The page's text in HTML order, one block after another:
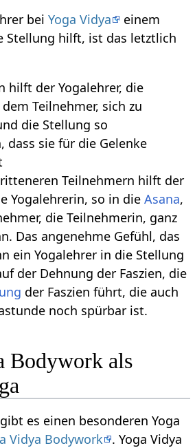
beiYoga Vidya
einem
Stellung hilft, ist das letztlich
hilft der Yogalehrer, die
Teilnehmer, sich zu
die Stellung so
dass sie für die Gelenke
Teilnehmern hilft der
Yogalehrerin, so in die Asana,
die Teilnehmerin, ganz
Das angenehme Gefühl, das
ein Yogalehrer in die Stellung
der Dehnung der Faszien, die
der Faszien führt, die auch
noch spürbar ist.
Bodywork als
gibt es einen besonderen Yoga
Vidya Bodywork . Yoga Vidya